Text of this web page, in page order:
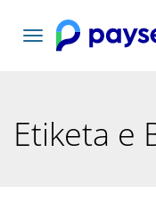
Lundrimi
toggle
Etiketa e